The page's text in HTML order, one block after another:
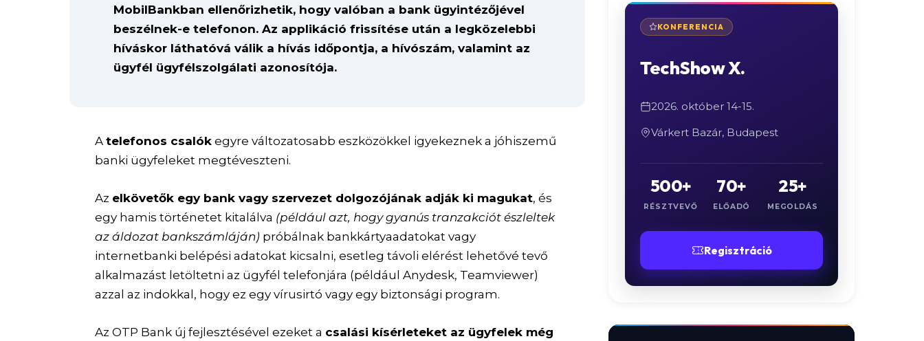
MobilBankban ellenőrizhetik, hogy valóban a bank ügyintézőjével
beszélnek-e telefonon. Az applikáció frissítése után a legközelebbi
híváskor láthatóvá válik a hívás időpontja, a hívószám, valamint az
ügyfél ügyfélszolgálati azonosítója.
Atelefonos csalók egyre változatosabb eszközökkel igyekeznek a jóhiszemű
banki ügyfeleket megtéveszteni.
Az elkövetők egy bank vagy szervezet dolgozójának adják ki magukat, és
egy hamis történetet kitalálva (például azt, hogy gyanús tranzakciót észleltek
az áldozat bankszámláján) próbálnak bankkártyaadatokat vagy
internetbanki belépési adatokat kicsalni, esetleg távoli elérést lehetővé tevő
alkalmazást letöltetni az ügyfél telefonjára (például Anydesk, Teamviewer)
azzal az indokkal, hogy ez egy vírusirtó vagy egy biztonsági program.
Az OTP Bank új fejlesztésével ezeket a csalási kísérleteket az ügyfelek még
KONFERENCIA
TechShow X.
2026. október 14-15.
Várkert Bazár, Budapest
500+
RÉSZTVEVŐ
70+
ELŐADÓ
25+
MEGOLDÁS
Regisztráció